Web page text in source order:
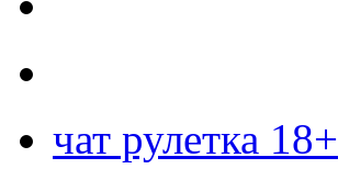
чат рулетка 18+